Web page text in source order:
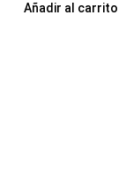
Añadir al carrito